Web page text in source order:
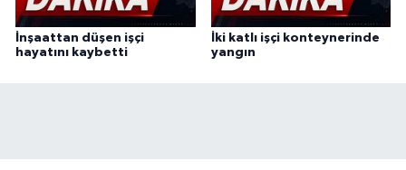
İnşaattan düşen işçi
hayatını kaybetti
İki katlı işçi konteynerinde
yangın